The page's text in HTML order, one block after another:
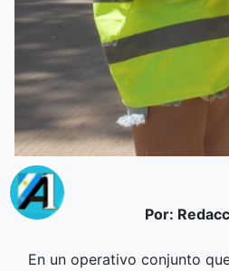
Por:
En un operativo conjunto